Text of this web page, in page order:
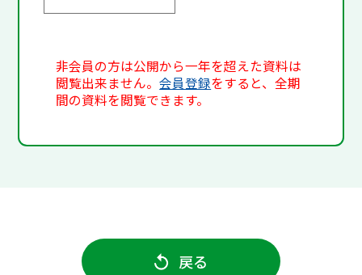
非会員の方は公開から一年を超えた資料は
閲覧出来ません。会員登録をすると、全期
間の資料を閲覧できます。
戻る